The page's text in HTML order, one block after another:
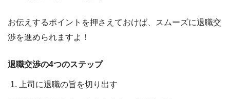
お伝えするポイントを押さえておけば、
スムーズに退職交
渉を進められますよ！
退職交渉の4つのステップ
上司に退職の旨を切り出す